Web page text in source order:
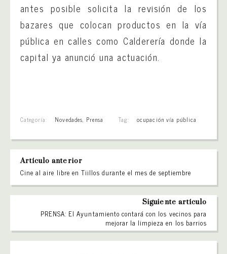
antes posible solicita la revisión de los
bazares que colocan productos en la vía
pública en calles como Calderería donde la
capital ya anunció una actuación.
Categoría: Novedades, Prensa Tag: ocupación vía pública
Artículo anterior
Cine al aire libre en Tiillos durante el mes de septiembre
Siguiente artículo
PRENSA: El Ayuntamiento contará con los vecinos para
mejorar la limpieza en los barrios